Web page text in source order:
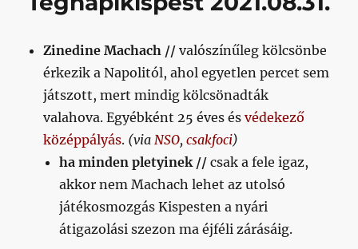
teljes
a
gólokért,
című
bejegyzéshez
Zinedine Machach // valószínűleg kölcsönbe
érkezik a Napolitól, ahol egyetlen percet sem
játszott, mert mindig kölcsönadták
valahova. Egyébként 25 éves ésvédekező
középpályás. (viaNSO,csakfoci)
ha minden pletyinek // csak a fele igaz,
akkor nem Machach lehet az utolsó
játékosmozgás Kispesten a nyári
átigazolási szezon ma éjféli zárásáig.